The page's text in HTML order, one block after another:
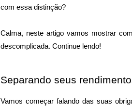
com essa distinção?
Calma, neste artigo vamos mostrar
descomplicada. Continue lendo!
Separando seus
Vamos começar falando das suas